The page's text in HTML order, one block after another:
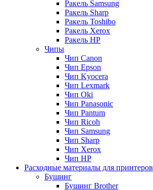
Ракель Samsung
Ракель Sharp
Ракель Toshibo
Ракель Xerox
Ракель НР
Чипы
Чип Canon
Чип Epson
Чип Kyocera
Чип Lexmark
Чип Oki
Чип Panasonic
Чип Pantum
Чип Ricoh
Чип Samsung
Чип Sharp
Чип Xerox
Чип НР
Расходные материалы для принтеров
Бушинг
Бушинг Brother